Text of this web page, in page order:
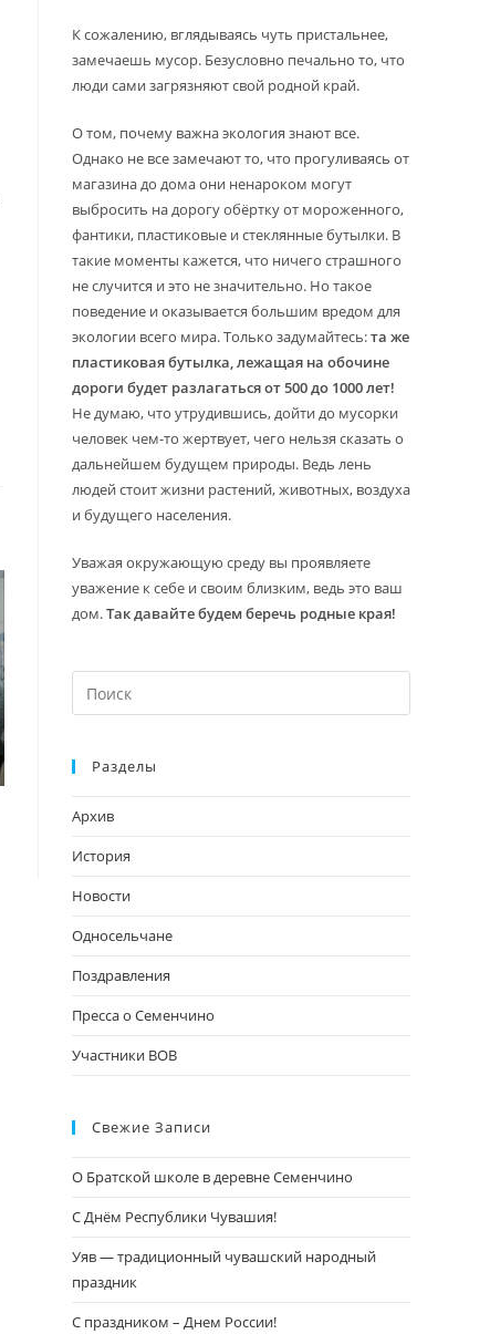
К сожалению, вглядываясь чуть пристальнее,
замечаешь мусор. Безусловно печально то, что
люди сами загрязняют свой родной край.
О том, почему важна экология знают все.
Однако не все замечают то, что прогуливаясь от
магазина до дома они ненароком могут
выбросить на дорогу обёртку от мороженного,
фантики, пластиковые и стеклянные бутылки. В
такие моменты кажется, что ничего страшного
не случится и это не значительно. Но такое
поведение и оказывается большим вредом для
экологии всего мира. Только задумайтесь:та же
пластиковая бутылка, лежащая на обочине
дороги будет разлагаться от 500 до 1000 лет!
Не думаю, что утрудившись, дойти до мусорки
человек чем-то жертвует, чего нельзя сказать о
дальнейшем будущем природы. Ведь лень
людей стоит жизни растений, животных, воздуха
и будущего населения.
Уважая окружающую среду вы проявляете
уважение к себе и своим близким, ведь это ваш
дом.Так давайте будем беречь родные края!
клавишу
Разделы
Архив
История
Новости
Односельчане
Поздравления
Пресса о Семенчино
Участники ВОВ
Свежие Записи
О Братской школе в деревне Семенчино
С Днём Республики Чувашия!
Уяв — традиционный чувашский народный
праздник
С праздником – Днем России!